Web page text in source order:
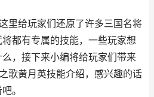
里给玩家们还原了许多三国名将
都有专属的技能，一些玩家想
，接下来小编将给玩家们带来
歌黄月英技能介绍，感兴趣的话
。